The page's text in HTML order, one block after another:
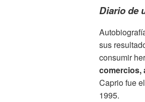
Diario de
sus
consumir
comercios,
Caprio fue
1995.